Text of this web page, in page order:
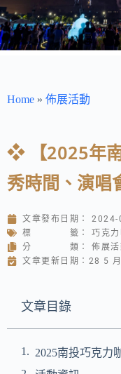
Home » 佈展活動
❖ 【2025年
秀時間、演唱
文章發布日期：
2024-
標 籤：
巧克
分 類：
佈展活
文章更新日期：28 5
文章目錄
2025南投巧克力